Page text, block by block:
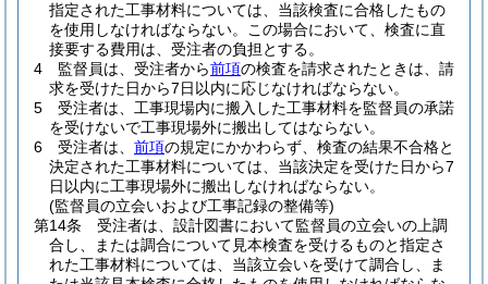
指定された工事材料については、当該検査に合格したもの
を使用しなければならない。
この場合において、検査に直
接要する費用は、受注者の負担とする。
4
監督員は、受注者から前項の検査を請求されたときは、請
求を受けた日から7日以内に応じなければならない。
5
受注者は、工事現場内に搬入した工事材料を監督員の承諾
を受けないで工事現場外に搬出してはならない。
6
受注者は、 前項の規定にかかわらず、検査の結果不合格と
決定された工事材料については、当該決定を受けた日から7
日以内に工事現場外に搬出しなければならない。
(監督員の立会いおよび工事記録の整備等)
第14条
受注者は、設計図書において監督員の立会いの上調
合し、または調合について見本検査を受けるものと指定さ
れた工事材料については、当該立会いを受けて調合し、ま